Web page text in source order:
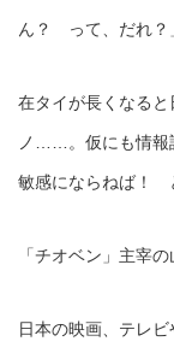
ん？ って、だれ？
在タイが長くなる
ノ……。仮にも情報
敏感にならねば！
「チオベン」主宰
日本の映画、テレ